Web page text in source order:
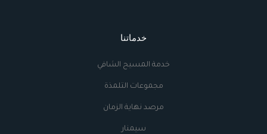
خدماتنا
خدمة المسيح الشافي
مجموعات التلمذة
مرصد نهاية الزمان
سيمنار